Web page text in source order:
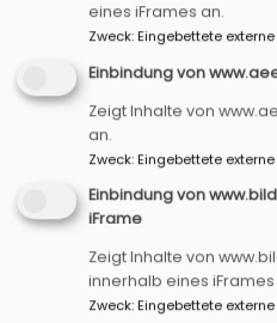
eines iFrames an.
Zweck:Eingebettete
Einbindung von
Zeigt Inhalte von
an.
Zweck:Eingebettete
Einbindung von
iFrame
Zeigt Inhalte von
innerhalb eines iFrames
Zweck:Eingebettete